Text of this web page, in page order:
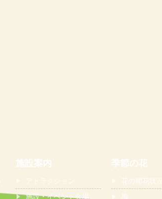
施設案内
アトラクション
施設・イベント会場
季節の花
花の開花状況
梅